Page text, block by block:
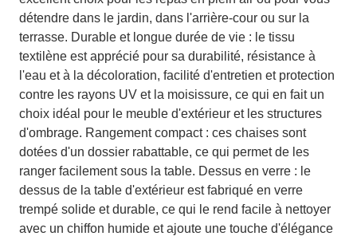
détendre dans le jardin, dans l'arrière-cour ou sur la
terrasse. Durable et longue durée de vie : le tissu
textilène est apprécié pour sa durabilité, résistance à
l'eau et à la décoloration, facilité d'entretien et protection
contre les rayons UV et la moisissure, ce qui en fait un
choix idéal pour le meuble d'extérieur et les structures
d'ombrage. Rangement compact : ces chaises sont
dotées d'un dossier rabattable, ce qui permet de les
ranger facilement sous la table. Dessus en verre : le
dessus de la table d'extérieur est fabriqué en verre
trempé solide et durable, ce qui le rend facile à nettoyer
avec un chiffon humide et ajoute une touche d'élégance